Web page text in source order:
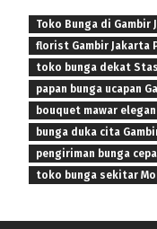
Toko Bunga di Gambir
florist Gambir Jakarta
toko bunga dekat
papan bunga ucapan
bouquet mawar
bunga duka cita
pengiriman bunga
toko bunga sekitar